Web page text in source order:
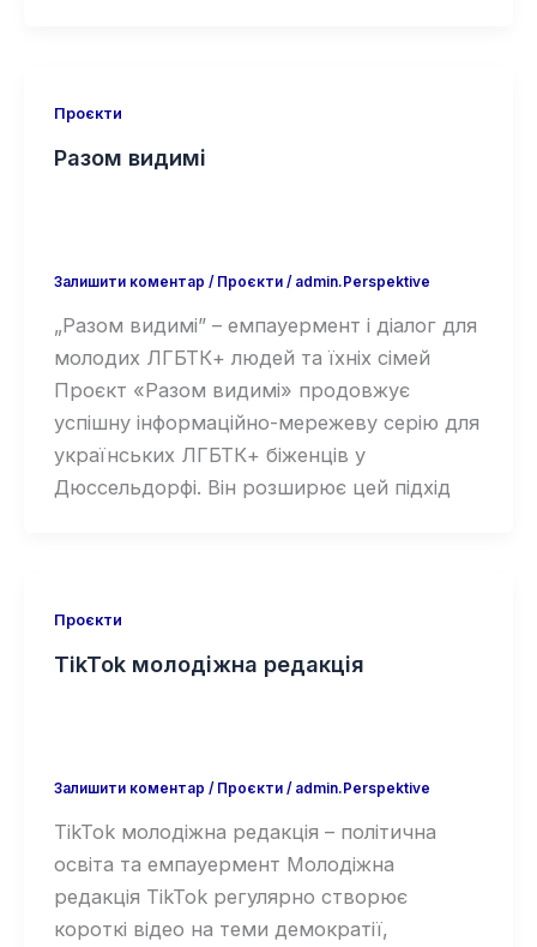
Проєкти
Разом видимі
Залишити коментар / Проєкти/ admin.Perspektive
„Разом видимі” – емпауермент і діалог для
молодих ЛГБТК+ людей та їхніх сімей
Проєкт «Разом видимі» продовжує
успішну інформаційно-мережеву серію для
українських ЛГБТК+ біженців у
Дюссельдорфі. Він розширює цей підхід
Проєкти
TikTok молодіжна редакція
Залишити коментар / Проєкти/ admin.Perspektive
TikTok молодіжна редакція – політична
освіта та емпауермент Молодіжна
редакція TikTok регулярно створює
короткі відео на теми демократії,